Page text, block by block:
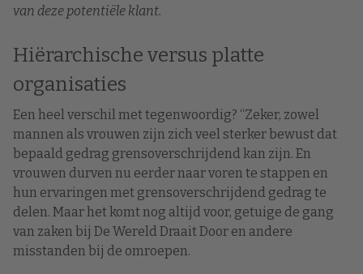
van deze potentiële klant.
Hiërarchische versus platte
organisaties
Een heel verschil met tegenwoordig? “Zeker, zowel
mannen als vrouwen zijn zich veel sterker bewust dat
bepaald gedrag grensoverschrijdend kan zijn. En
vrouwen durven nu eerder naar voren te stappen en
hun ervaringen met grensoverschrijdend gedrag te
delen. Maar het komt nog altijd voor, getuige de gang
van zaken bij De Wereld Draait Door en andere
misstanden bij de omroepen.